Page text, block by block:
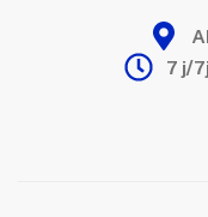
7 j/